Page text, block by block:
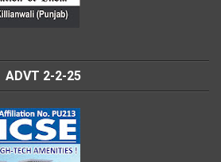
ADVT 2-2-25